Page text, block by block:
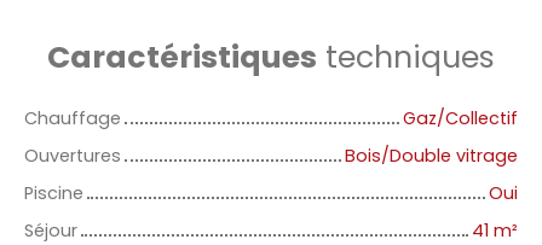
Caractéristiques techniques
Chauffage
Gaz/Collectif
Ouvertures
Bois/Double vitrage
Piscine
Oui
Séjour
41 m²